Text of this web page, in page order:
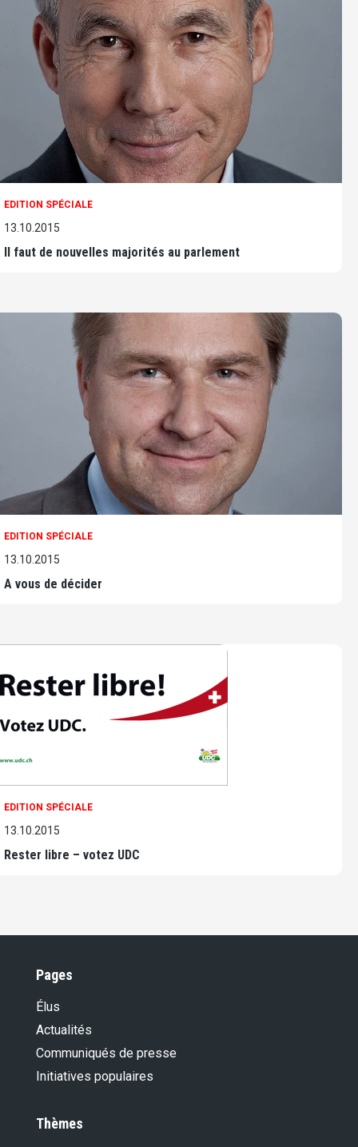
EDITION SPÉCIALE
13.10.2015
Il faut de nouvelles majorités au parlement
EDITION SPÉCIALE
13.10.2015
A vous de décider
EDITION SPÉCIALE
13.10.2015
Rester libre – votez UDC
Pages
Élus
Actualités
Communiqués de presse
Initiatives populaires
Thèmes